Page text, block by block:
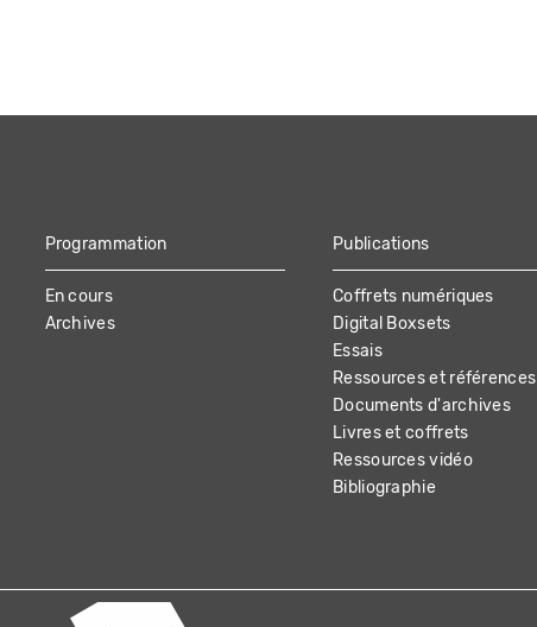
Programmation
En cours
Archives
Publications
Coffrets numériques
Digital Boxsets
Essais
Ressources et références
Documents d'archives
Livres et coffrets
Ressources vidéo
Bibliographie